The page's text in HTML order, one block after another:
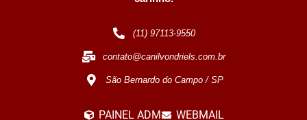
(11) 97113-9550
contato@canilvondriels.com.br
São Bernardo do Campo / SP
PAINEL ADM WEBMAIL